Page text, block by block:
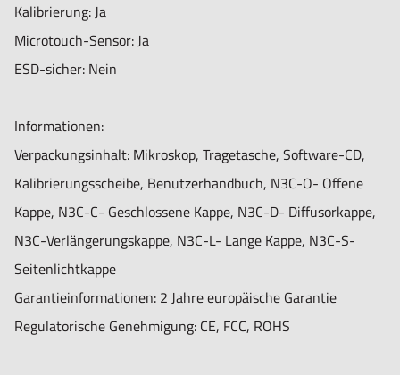
Kalibrierung: Ja
Microtouch-Sensor: Ja
ESD-sicher: Nein
Informationen:
Verpackungsinhalt: Mikroskop, Tragetasche, Software-CD,
Kalibrierungsscheibe, Benutzerhandbuch, N3C-O- Offene
Kappe, N3C-C- Geschlossene Kappe, N3C-D- Diffusorkappe,
N3C-Verlängerungskappe, N3C-L- Lange Kappe, N3C-S-
Seitenlichtkappe
Garantieinformationen: 2 Jahre europäische Garantie
Regulatorische Genehmigung: CE, FCC, ROHS